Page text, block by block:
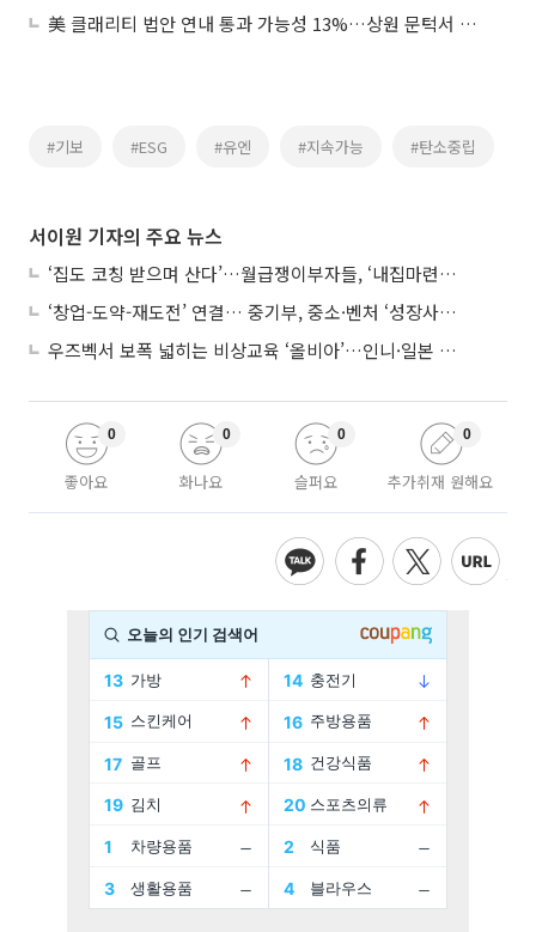
美 클래리티 법안 연내 통과 가능성 13%…상원 문턱서 제동
#기보 #ESG #유엔 #지속가능 #탄소중립
서이원 기자의 주요 뉴스
‘집도 코칭 받으며 산다’…월급쟁이부자들, ‘내집마련’ 신청 증가세
‘창업-도약-재도전’ 연결… 중기부, 중소·벤처 ‘성장사다리’ 짓는다
우즈벡서 보폭 넓히는 비상교육 ‘올비아’…인니·일본 진출 타진
좋아요
0
화나요
0
슬퍼요
0
추가취재 원해요
0